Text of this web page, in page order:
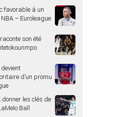
favorable à un
– Euroleague
son été
d’un promu
donner les clés de
Ball